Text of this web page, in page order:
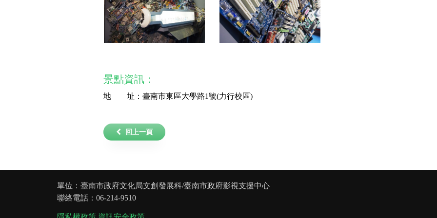
景點資訊：
地 址：臺南市東區大學路1號(力行校區)
回上一頁
單位：臺南市政府文化局文創發展科/臺南市政府影視支援中心
聯絡電話：06-214-9510